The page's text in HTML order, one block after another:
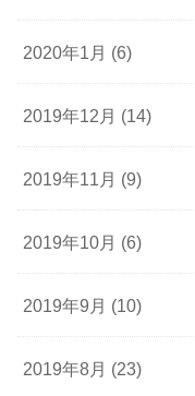
2020年1月 (6)
2019年12月 (14)
2019年11月 (9)
2019年10月 (6)
2019年9月 (10)
2019年8月 (23)